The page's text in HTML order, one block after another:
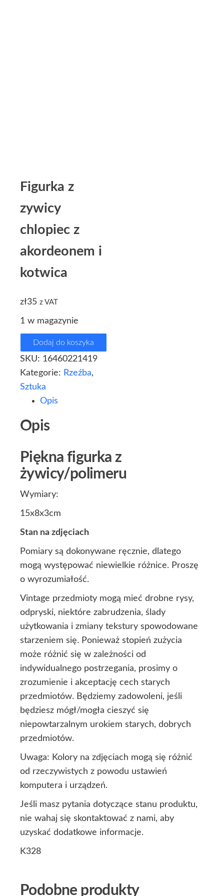
Figurka z
zywicy
chlopiec z
akordeonem i
kotwica
zł35 z VAT
1 w magazynie
Dodaj do koszyka
SKU: 16460221419
Kategorie: Rzeźba,
Sztuka
Opis
Opis
Piękna figurka z
żywicy/polimeru
Wymiary:
15x8x3cm
Stan na zdjęciach
Pomiary są dokonywane ręcznie, dlatego
mogą występować niewielkie różnice. Proszę
o wyrozumiałość.
Vintage przedmioty mogą mieć drobne rysy,
odpryski, niektóre zabrudzenia, ślady
użytkowania i zmiany tekstury spowodowane
starzeniem się. Ponieważ stopień zużycia
może różnić się w zależności od
indywidualnego postrzegania, prosimy o
zrozumienie i akceptację cech starych
przedmiotów. Będziemy zadowoleni, jeśli
będziesz mógł/mogła cieszyć się
niepowtarzalnym urokiem starych, dobrych
przedmiotów.
Uwaga: Kolory na zdjęciach mogą się różnić
od rzeczywistych z powodu ustawień
komputera i urządzeń.
Jeśli masz pytania dotyczące stanu produktu,
nie wahaj się skontaktować z nami, aby
uzyskać dodatkowe informacje.
K328
Podobne produkty